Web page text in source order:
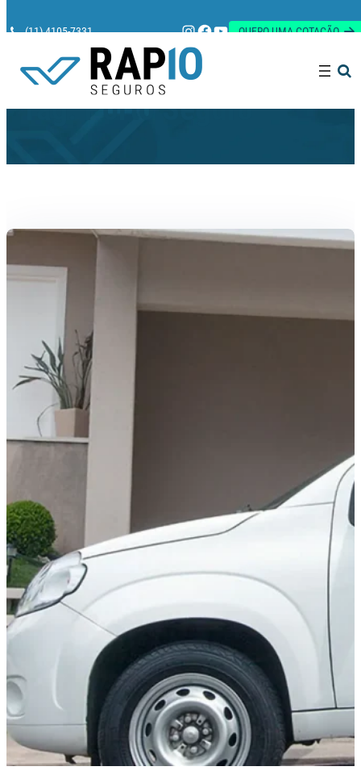
(11) 4105-7331 Instagram
Facebook
Youtube
QUERO UMA COTAÇÃO
Tag:Porto Seguro